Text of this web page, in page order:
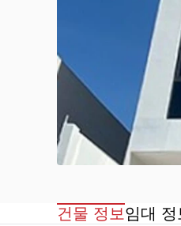
건물 정보임대 정